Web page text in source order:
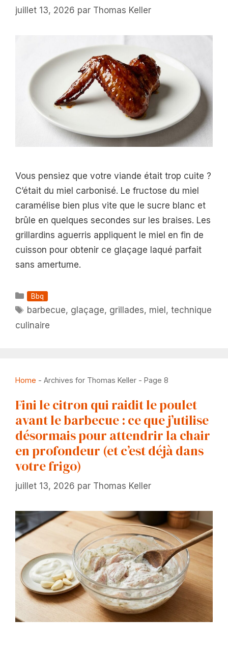
juillet 13, 2026 par Thomas Keller
Vous pensiez que votre viande était trop cuite ?
C’était du miel carbonisé. Le fructose du miel
caramélise bien plus vite que le sucre blanc et
brûle en quelques secondes sur les braises. Les
grillardins aguerris appliquent le miel en fin de
cuisson pour obtenir ce glaçage laqué parfait
sans amertume.
Catégories
Bbq
Étiquettes
barbecue, glaçage, grillades, miel,technique
culinaire
Home - Archives for Thomas Keller - Page 8
Fini le citron qui raidit le poulet
avant le barbecue : ce que j’utilise
désormais pour attendrir la chair
en profondeur (et c’est déjà dans
votre frigo)
juillet 13, 2026 par Thomas Keller